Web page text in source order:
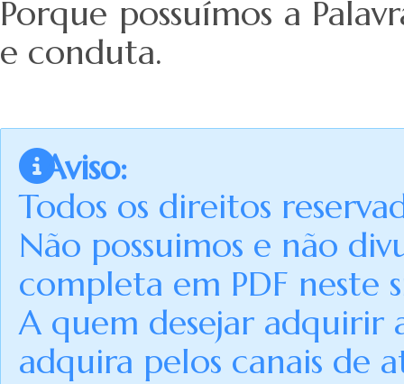
Porque possuímos a
e conduta.
Aviso:
Todos os direitos
Não possuimos e não
completa em PDF neste
A quem desejar adquirir
adquira pelos canais de